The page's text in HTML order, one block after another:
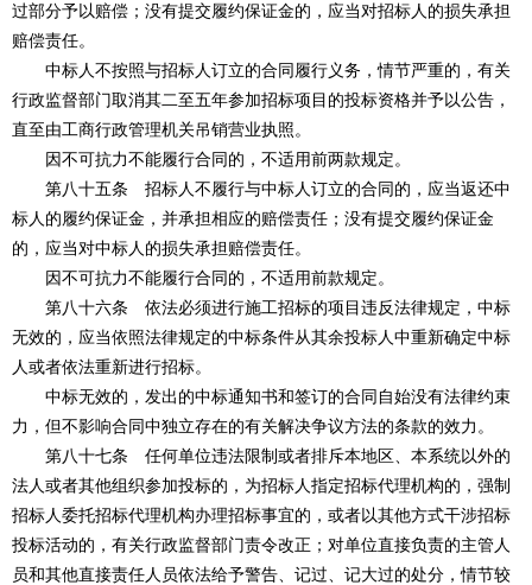
过部分予以赔偿；没有提交履约保证金的，应当对招标人的损失承担
赔偿责任。
中标人不按照与招标人订立的合同履行义务，情节严重的，有关
行政监督部门取消其二至五年参加招标项目的投标资格并予以公告，
直至由工商行政管理机关吊销营业执照。
因不可抗力不能履行合同的，不适用前两款规定。
第八十五条 招标人不履行与中标人订立的合同的，应当返还中
标人的履约保证金，并承担相应的赔偿责任；没有提交履约保证金
的，应当对中标人的损失承担赔偿责任。
因不可抗力不能履行合同的，不适用前款规定。
第八十六条 依法必须进行施工招标的项目违反法律规定，中标
无效的，应当依照法律规定的中标条件从其余投标人中重新确定中标
人或者依法重新进行招标。
中标无效的，发出的中标通知书和签订的合同自始没有法律约束
力，但不影响合同中独立存在的有关解决争议方法的条款的效力。
第八十七条 任何单位违法限制或者排斥本地区、本系统以外的
法人或者其他组织参加投标的，为招标人指定招标代理机构的，强制
招标人委托招标代理机构办理招标事宜的，或者以其他方式干涉招标
投标活动的，有关行政监督部门责令改正；对单位直接负责的主管人
员和其他直接责任人员依法给予警告、记过、记大过的处分，情节较